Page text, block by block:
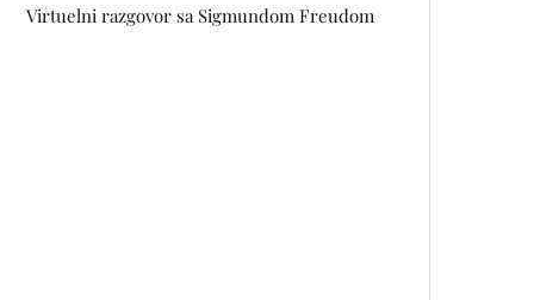
Virtuelni razgovor sa Sigmundom Freudom